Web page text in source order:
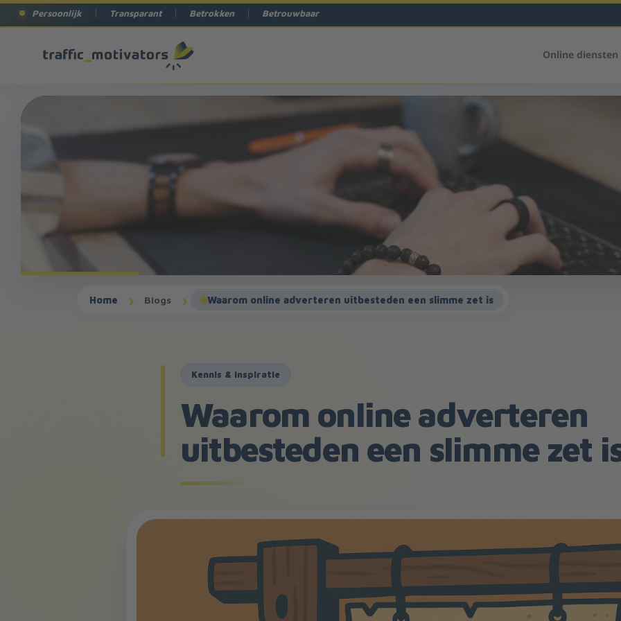
Persoonlijk Transparant Betrokken Betrouwbaar
Online diensten
Home Blogs Waarom online adverteren uitbesteden een slimme zet is
Kennis & inspiratie
Waarom online adverteren
uitbesteden een slimme zet